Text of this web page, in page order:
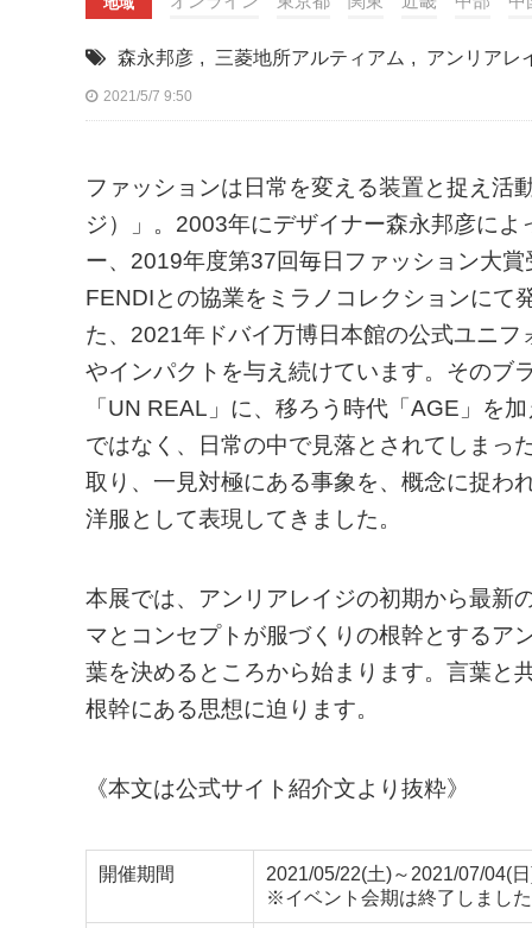
森永邦彦 , 三菱地所アルティアム , アンリアレ
2021/5/7 9:50
ファッションは日常を変える装置と捉え活
ジ）」。2003年にデザイナー森永邦彦に
ー、2019年度第37回毎日ファッション大
FENDIとの協業をミラノコレクションにて
た、2021年ドバイ万博日本館の公式ユニ
やインパクトを与え続けています。そのブ
「UN REAL」に、移ろう時代「AGE」を
ではなく、日常の中で見落とされてしまっ
取り、一見対極にある事象を、概念に捉わ
洋服として表現してきました。
本展では、アンリアレイジの初期から最新
マとコンセプトが服づくりの根幹とするア
葉を決めるところから始まります。言葉と
根幹にある思想に迫ります。
《本文は公式サイト紹介文より抜粋》
開催期間
2021/05/22(土)～2021/07/04(
※イベント会期は終了しました